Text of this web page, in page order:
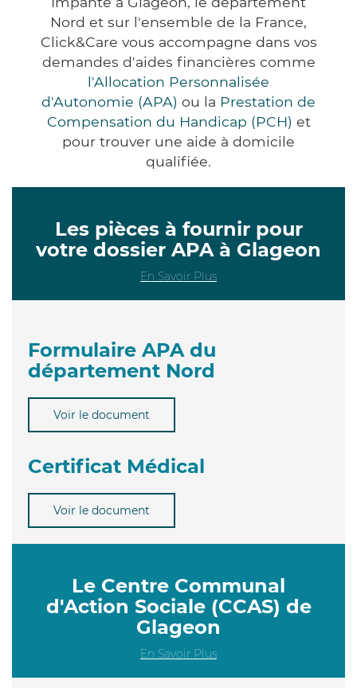
Nord et sur l'ensemble de la France,
Click&Care vous accompagne dans vos
demandes d'aides financières comme
l'Allocation Personnalisée
d'Autonomie (APA) ou la Prestation de
Compensation du Handicap (PCH) et
pour trouver une aide à domicile
qualifiée.
Les pièces à fournir pour
votre dossier APA à Glageon
En Savoir Plus
Formulaire APA du
département Nord
Voir le document
Certificat Médical
Voir le document
Le Centre Communal
d'Action Sociale (CCAS) de
Glageon
En Savoir Plus